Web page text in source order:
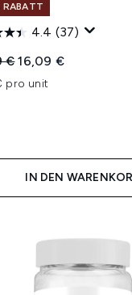
4.4 (37)
€Aktueller Preis:
16,09 €
pro unit
IN DEN